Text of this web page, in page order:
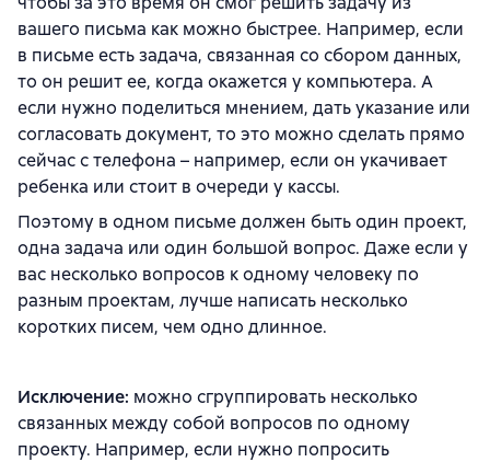
вашего письма как можно быстрее. Например, если
в письме есть задача, связанная со сбором данных,
то он решит ее, когда окажется у компьютера. А
если нужно поделиться мнением, дать указание или
согласовать документ, то это можно сделать прямо
сейчас с телефона – например, если он укачивает
ребенка или стоит в очереди у кассы.
Поэтому в одном письме должен быть один проект,
одна задача или один большой вопрос. Даже если у
вас несколько вопросов к одному человеку по
разным проектам, лучше написать несколько
коротких писем, чем одно длинное.
Исключение: можно сгруппировать несколько
связанных между собой вопросов по одному
проекту. Например, если нужно попросить